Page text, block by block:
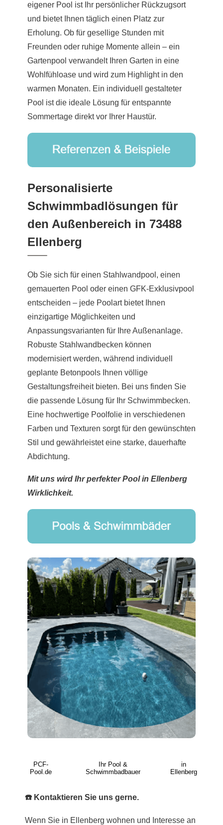
eigener Pool ist Ihr persönlicher Rückzugsort
und bietet Ihnen täglich einen Platz zur
Erholung. Ob für gesellige Stunden mit
Freunden oder ruhige Momente allein – ein
Gartenpool verwandelt Ihren Garten in eine
Wohlfühloase und wird zum Highlight in den
warmen Monaten. Ein individuell gestalteter
Pool ist die ideale Lösung für entspannte
Sommertage direkt vor Ihrer Haustür.
Personalisierte
Schwimmbadlösungen für
den Außenbereich in 73488
Ellenberg
Ob Sie sich für einen Stahlwandpool, einen
gemauerten Pool oder einen GFK-Exklusivpool
entscheiden – jede Poolart bietet Ihnen
einzigartige Möglichkeiten und
Anpassungsvarianten für Ihre Außenanlage.
Robuste Stahlwandbecken können
modernisiert werden, während individuell
geplante Betonpools Ihnen völlige
Gestaltungsfreiheit bieten. Bei uns finden Sie
die passende Lösung für Ihr Schwimmbecken.
Eine hochwertige Poolfolie in verschiedenen
Farben und Texturen sorgt für den gewünschten
Stil und gewährleistet eine starke, dauerhafte
Abdichtung.
Mit uns wird Ihr perfekter Pool in Ellenberg
Wirklichkeit.
PCF-
Pool.de
Ihr Pool &
Schwimmbadbauer
in
Ellenberg
☎️ Kontaktieren Sie uns gerne.
Wenn Sie in Ellenberg wohnen und Interesse an